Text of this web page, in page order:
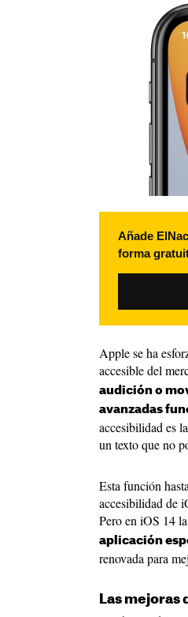
Añade
forma
Apple se ha
accesible del
audición o
avanzadas
accesibilidad es
un texto que no
Esta función
accesibilidad de
Pero en iOS 14
aplicación
renovada para
Las mejoras